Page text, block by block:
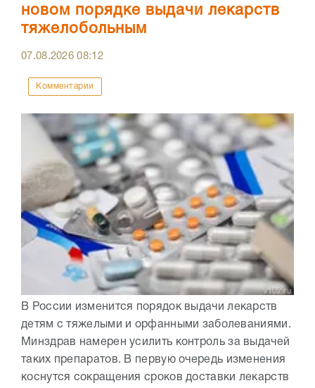
новом порядке выдачи лекарств
тяжелобольным
07.08.202608:12
Комментарии
В России изменится порядок выдачи лекарств
детям с тяжелыми и орфанными заболеваниями.
Минздрав намерен усилить контроль за выдачей
таких препаратов. В первую очередь изменения
коснутся сокращения сроков доставки лекарств